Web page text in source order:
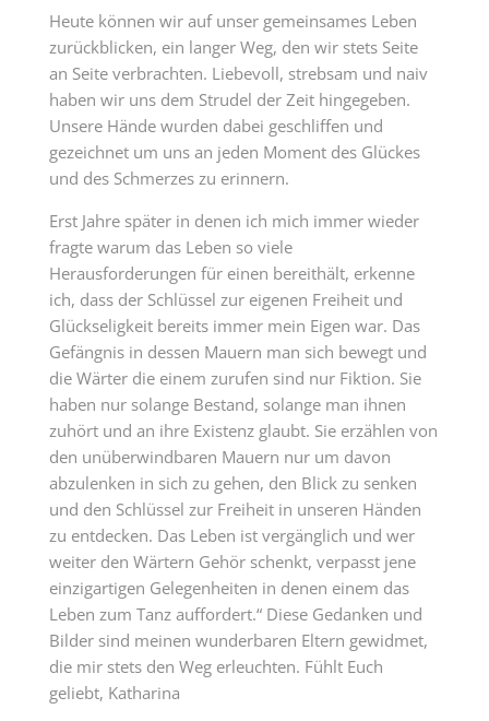
Heute können wir auf unser gemeinsames Leben
zurückblicken, ein langer Weg, den wir stets Seite
an Seite verbrachten. Liebevoll, strebsam und naiv
haben wir uns dem Strudel der Zeit hingegeben.
Unsere Hände wurden dabei geschliffen und
gezeichnet um uns an jeden Moment des Glückes
und des Schmerzes zu erinnern.
Erst Jahre später in denen ich mich immer wieder
fragte warum das Leben so viele
Herausforderungen für einen bereithält, erkenne
ich, dass der Schlüssel zur eigenen Freiheit und
Glückseligkeit bereits immer mein Eigen war. Das
Gefängnis in dessen Mauern man sich bewegt und
die Wärter die einem zurufen sind nur Fiktion. Sie
haben nur solange Bestand, solange man ihnen
zuhört und an ihre Existenz glaubt. Sie erzählen von
den unüberwindbaren Mauern nur um davon
abzulenken in sich zu gehen, den Blick zu senken
und den Schlüssel zur Freiheit in unseren Händen
zu entdecken. Das Leben ist vergänglich und wer
weiter den Wärtern Gehör schenkt, verpasst jene
einzigartigen Gelegenheiten in denen einem das
Leben zum Tanz auffordert.“ Diese Gedanken und
Bilder sind meinen wunderbaren Eltern gewidmet,
die mir stets den Weg erleuchten. Fühlt Euch
geliebt, Katharina